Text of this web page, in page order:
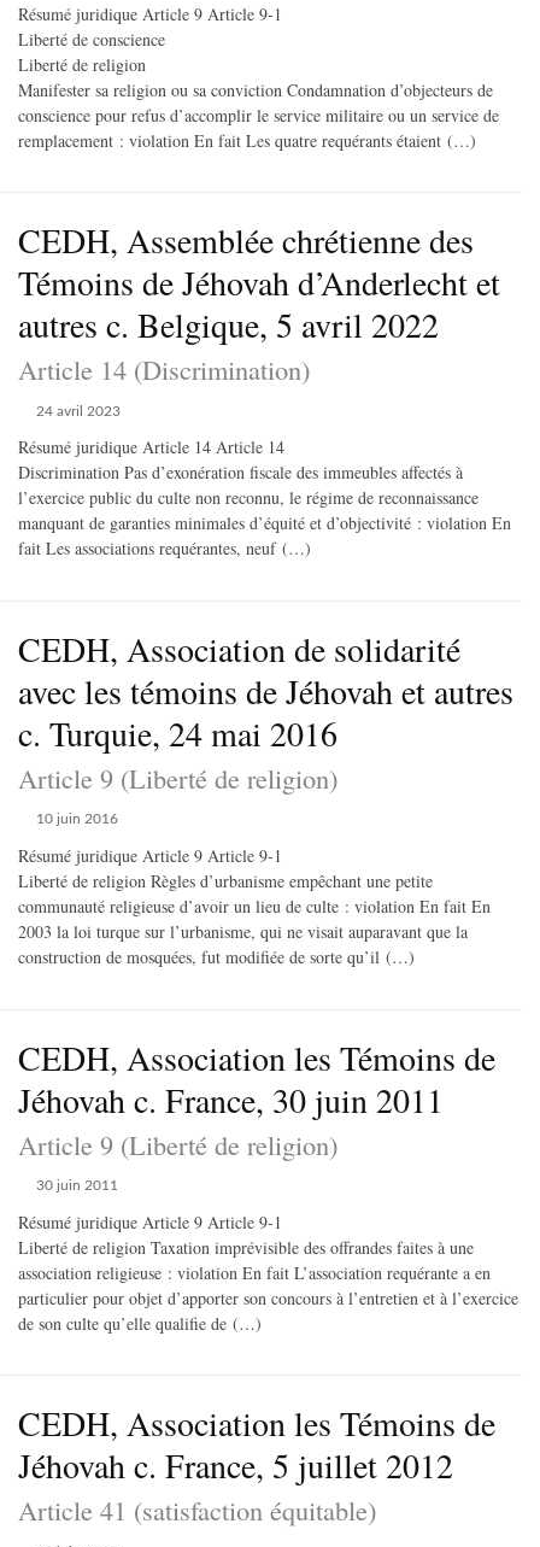
Résumé juridique Article 9 Article 9-1
Liberté de conscience
Liberté de religion
Manifester sa religion ou sa conviction Condamnation d’objecteurs de
conscience pour refus d’accomplir le service militaire ou un service de
remplacement : violation En fait Les quatre requérants étaient (…)
CEDH, Assemblée chrétienne des
Témoins de Jéhovah d’Anderlecht et
autres c. Belgique, 5 avril 2022
Article 14 (Discrimination)
24 avril 2023
Résumé juridique Article 14 Article 14
Discrimination Pas d’exonération fiscale des immeubles affectés à
l’exercice public du culte non reconnu, le régime de reconnaissance
manquant de garanties minimales d’équité et d’objectivité : violation En
fait Les associations requérantes, neuf (…)
CEDH, Association de solidarité
avec les témoins de Jéhovah et autres
c. Turquie, 24 mai 2016
Article 9 (Liberté de religion)
10 juin 2016
Résumé juridique Article 9 Article 9-1
Liberté de religion Règles d’urbanisme empêchant une petite
communauté religieuse d’avoir un lieu de culte : violation En fait En
2003 la loi turque sur l’urbanisme, qui ne visait auparavant que la
construction de mosquées, fut modifiée de sorte qu’il (…)
CEDH, Association les Témoins de
Jéhovah c. France, 30 juin 2011
Article 9 (Liberté de religion)
30 juin 2011
Résumé juridique Article 9 Article 9-1
Liberté de religion Taxation imprévisible des offrandes faites à une
association religieuse : violation En fait L’association requérante a en
particulier pour objet d’apporter son concours à l’entretien et à l’exercice
de son culte qu’elle qualifie de (…)
CEDH, Association les Témoins de
Jéhovah c. France, 5 juillet 2012
Article 41 (satisfaction équitable)